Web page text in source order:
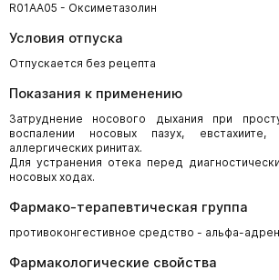
R01AA05 - Оксиметазолин
Условия отпуска
Отпускается без рецепта
Показания к применению
Затруднение носового дыхания при
воспалении носовых пазух, евстахиите,
аллергических ринитах.
Для устранения отека перед
носовых ходах.
Фармако-терапевтическая группа
противоконгестивное средство - альфа-
Фармакологические свойства